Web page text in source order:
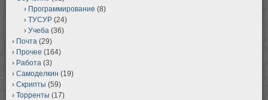
Программирование (8)
ТУСУР (24)
Учеба (36)
Почта (29)
Прочее (164)
Работа (3)
Самоделкин (19)
Скрипты (59)
Торренты (17)